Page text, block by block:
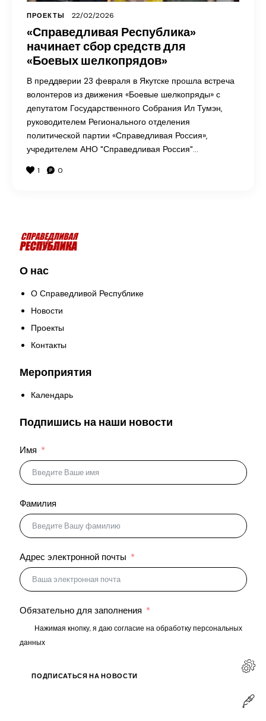
ПРОЕКТЫ 22/02/2026
«Справедливая Республика»
начинает сбор средств для
«Боевых шелкопрядов»
В преддверии 23 февраля в Якутске прошла встреча
волонтеров из движения «Боевые шелкопряды» с
депутатом Государственного Собрания Ил Тумэн,
руководителем Регионального отделения
политической партии «Справедливая Россия»,
учредителем АНО "Справедливая Россия"…
1 0
О нас
О Справедливой Республике
Новости
Проекты
Контакты
Мероприятия
Календарь
Подпишись на наши новости
Имя
Фамилия
Адрес электронной почты
Обязательно для заполнения
Нажимая кнопку, я даю согласие на обработку персональных
данных
ПОДПИСАТЬСЯ НА НОВОСТИ